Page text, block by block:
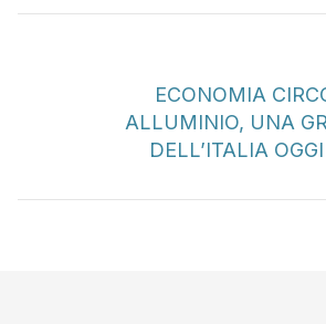
ECONOMIA
ALLUMINIO, UNA
DELL’ITALIA